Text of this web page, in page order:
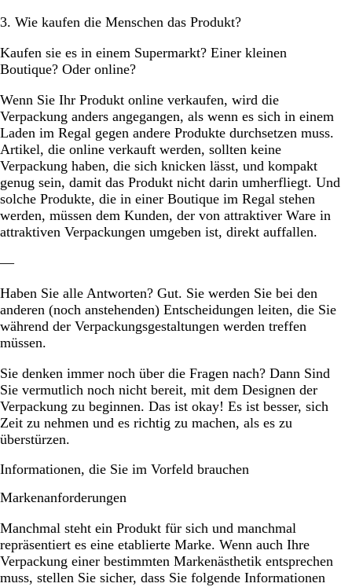
3. Wie kaufen die Menschen das Produkt?
Kaufen sie es in einem Supermarkt? Einer kleinen
Boutique? Oder online?
Wenn Sie Ihr Produkt online verkaufen, wird die
Verpackung anders angegangen, als wenn es sich in einem
Laden im Regal gegen andere Produkte durchsetzen muss.
Artikel, die online verkauft werden, sollten keine
Verpackung haben, die sich knicken lässt, und kompakt
genug sein, damit das Produkt nicht darin umherfliegt. Und
solche Produkte, die in einer Boutique im Regal stehen
werden, müssen dem Kunden, der von attraktiver Ware in
attraktiven Verpackungen umgeben ist, direkt auffallen.
—
Haben Sie alle Antworten? Gut. Sie werden Sie bei den
anderen (noch anstehenden) Entscheidungen leiten, die Sie
während der Verpackungsgestaltungen werden treffen
müssen.
Sie denken immer noch über die Fragen nach? Dann Sind
Sie vermutlich noch nicht bereit, mit dem Designen der
Verpackung zu beginnen. Das ist okay! Es ist besser, sich
Zeit zu nehmen und es richtig zu machen, als es zu
überstürzen.
Informationen, die Sie im Vorfeld brauchen
Markenanforderungen
Manchmal steht ein Produkt für sich und manchmal
repräsentiert es eine etablierte Marke. Wenn auch Ihre
Verpackung einer bestimmten Markenästhetik entsprechen
muss, stellen Sie sicher, dass Sie folgende Informationen